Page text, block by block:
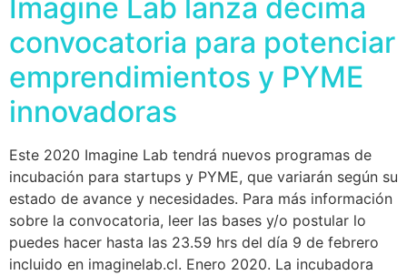
Imagine Lab lanza décima
convocatoria para potenciar
emprendimientos y PYME
innovadoras
Este 2020 Imagine Lab tendrá nuevos programas de
incubación para startups y PYME, que variarán según su
estado de avance y necesidades. Para más información
sobre la convocatoria, leer las bases y/o postular lo
puedes hacer hasta las 23.59 hrs del día 9 de febrero
incluido en imaginelab.cl. Enero 2020. La incubadora